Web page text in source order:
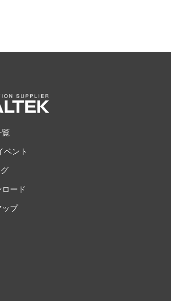
覧
ベント
ード
ップ